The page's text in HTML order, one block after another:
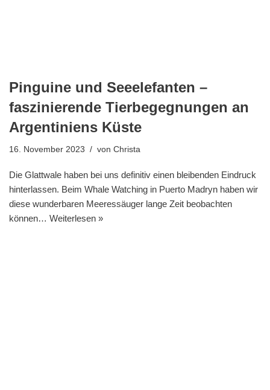
Pinguine und Seeelefanten –
faszinierende Tierbegegnungen an
Argentiniens Küste
16. November 2023 von Christa
Die Glattwale haben bei uns definitiv einen bleibenden Eindruck
hinterlassen. Beim Whale Watching in Puerto Madryn haben wir
diese wunderbaren Meeressäuger lange Zeit beobachten
können… Weiterlesen »